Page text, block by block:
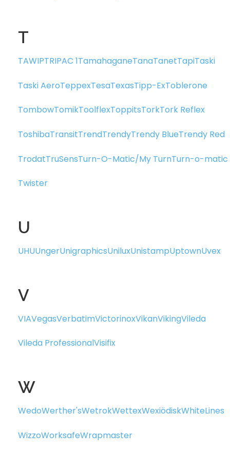
T
TAWIPTRIPAC 1TamahaganeTanaTanetTapiTaski
Taski AeroTeppexTesaTexasTipp-ExToblerone
TombowTomikToolflexToppitsTorkTork Reflex
ToshibaTransitTrendTrendyTrendy BlueTrendy Red
TrodatTruSensTurn-O-Matic/My TurnTurn-o-matic
Twister
U
UHUUngerUnigraphicsUniluxUnistampUptownUvex
V
VIAVegasVerbatimVictorinoxVikanVikingVileda
Vileda ProfessionalVisifix
W
WedoWerther'sWetrokWettexWexiödiskWhiteLines
WizzoWorksafeWrapmaster